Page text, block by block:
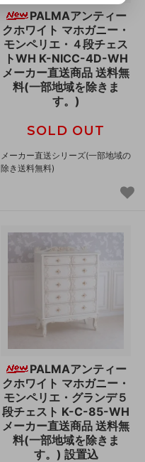
PALMAアンティー
クホワイト マホガニー・
モンペリエ・４段チェス
トWH K-NICC-4D-WH
メーカー直送商品 送料無
料(一部地域を除きま
す。)
SOLD OUT
メーカー直送シリーズ(一部地域の
除き送料無料)
PALMAアンティー
クホワイト マホガニー・
モンペリエ・グランデ５
段チェスト K-C-85-WH
メーカー直送商品 送料無
料(一部地域を除きま
す。) 設置込